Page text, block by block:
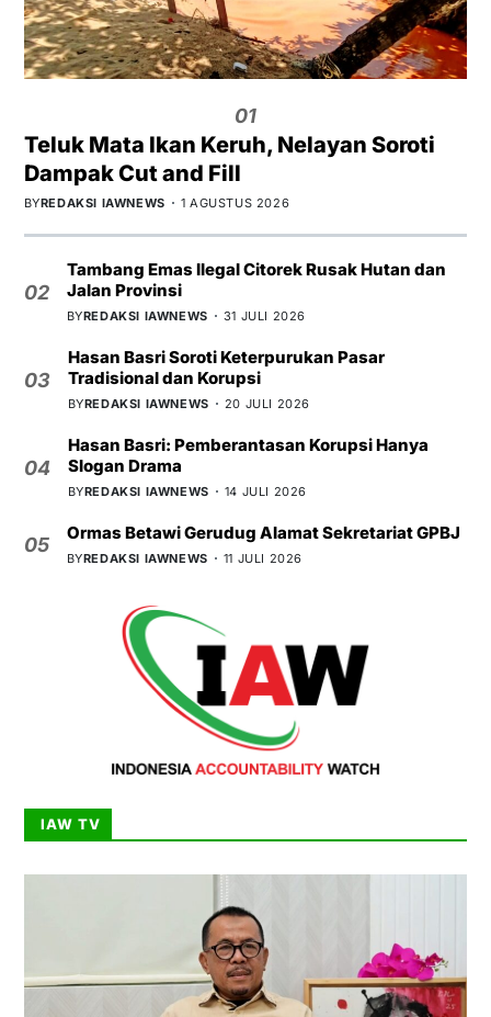
01
Teluk Mata Ikan Keruh, Nelayan Soroti
Dampak Cut and Fill
BYREDAKSI IAWNEWS 1 AGUSTUS 2026
02
Tambang Emas Ilegal Citorek Rusak Hutan dan
Jalan Provinsi
BYREDAKSI IAWNEWS 31 JULI 2026
03
Hasan Basri Soroti Keterpurukan Pasar
Tradisional dan Korupsi
BYREDAKSI IAWNEWS 20 JULI 2026
04
Hasan Basri: Pemberantasan Korupsi Hanya
Slogan Drama
BYREDAKSI IAWNEWS 14 JULI 2026
05
Ormas Betawi Gerudug Alamat Sekretariat GPBJ
BYREDAKSI IAWNEWS 11 JULI 2026
IAW TV